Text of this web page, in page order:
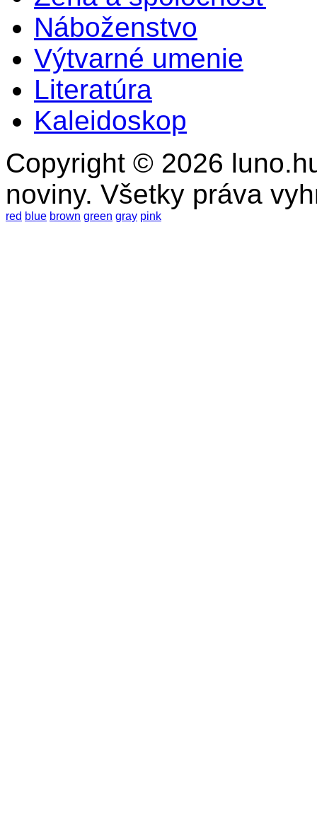
Náboženstvo
Výtvarné umenie
Literatúra
Kaleidoskop
Copyright © 2026
noviny. Všetky práva
red blue brown green gray pink